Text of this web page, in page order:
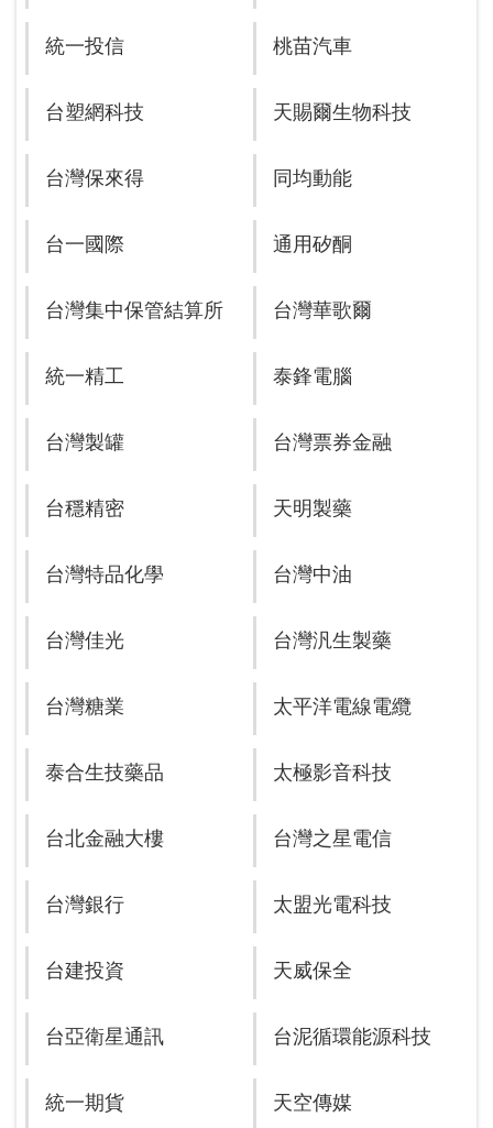
統一投信 桃苗汽車
台塑網科技 天賜爾生物科技
台灣保來得 同均動能
台一國際 通用矽酮
台灣集中保管結算所 台灣華歌爾
統一精工 泰鋒電腦
台灣製罐 台灣票券金融
台穩精密 天明製藥
台灣特品化學 台灣中油
台灣佳光 台灣汎生製藥
台灣糖業 太平洋電線電纜
泰合生技藥品 太極影音科技
台北金融大樓 台灣之星電信
台灣銀行 太盟光電科技
台建投資 天威保全
台亞衛星通訊 台泥循環能源科技
統一期貨 天空傳媒